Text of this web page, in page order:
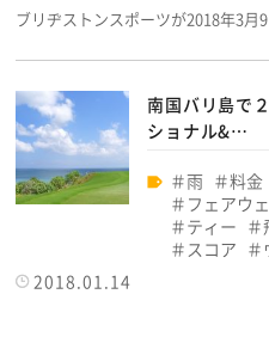
ブリヂストンスポーツが2018年3月
南国バリ島で
ショナル&…
雨 料金
フェアウ
ティー
スコア
2018.01.14